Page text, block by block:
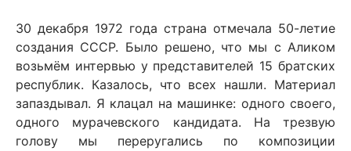
30 декабря 1972 года страна отмечала 50-летие
создания СССР. Было решено, что мы с Аликом
возьмём интервью у представителей 15 братских
республик. Казалось, что всех нашли. Материал
запаздывал. Я клацал на машинке: одного своего,
одного мурачевского кандидата. На трезвую
голову мы переругались по композиции